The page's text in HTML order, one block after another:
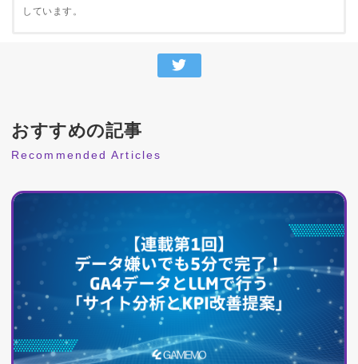
しています。
おすすめの記事
Recommended Articles